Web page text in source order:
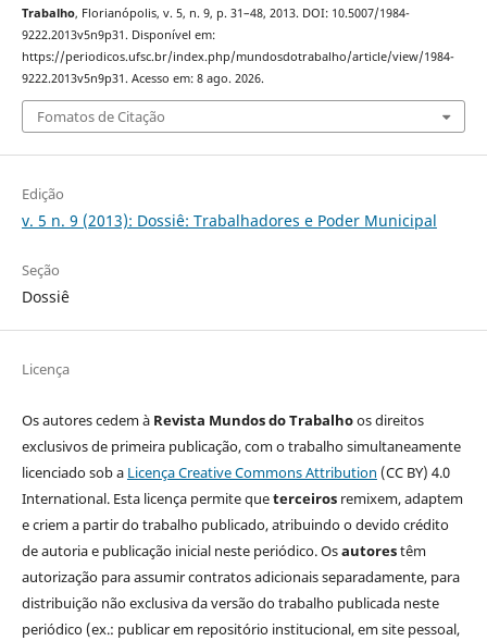
Trabalho, Florianópolis, v. 5, n. 9, p. 31–48, 2013. DOI: 10.5007/1984-
9222.2013v5n9p31. Disponível em:
https://periodicos.ufsc.br/index.php/mundosdotrabalho/article/view/1984-
9222.2013v5n9p31. Acesso em: 8 ago. 2026.
Fomatos de Citação
Edição
v. 5 n. 9 (2013): Dossiê: Trabalhadores e Poder Municipal
Seção
Dossiê
Licença
Os autores cedem à Revista Mundos do Trabalhoos direitos
exclusivos de primeira publicação, com o trabalho simultaneamente
licenciado sob a Licença Creative Commons Attribution (CC BY) 4.0
International. Esta licença permite queterceirosremixem, adaptem
e criem a partir do trabalho publicado, atribuindo o devido crédito
de autoria e publicação inicial neste periódico. Osautorestêm
autorização para assumir contratos adicionais separadamente, para
distribuição não exclusiva da versão do trabalho publicada neste
periódico (ex.: publicar em repositório institucional, em site pessoal,